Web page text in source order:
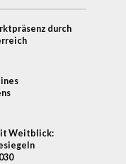
durch
Weitblick: